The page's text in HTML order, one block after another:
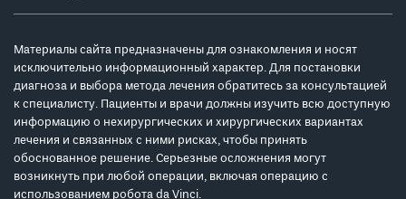
Материалы сайта предназначены для ознакомления и носят
исключительно информационный характер. Для постановки
диагноза и выбора метода лечения обратитесь за консультацией
к специалисту. Пациенты и врачи должны изучить всю доступную
информацию о нехирургических и хирургических вариантах
лечения и связанных с ними рисках, чтобы принять
обоснованное решение. Серьезные осложнения могут
возникнуть при любой операции, включая операцию с
использованием робота da Vinci.